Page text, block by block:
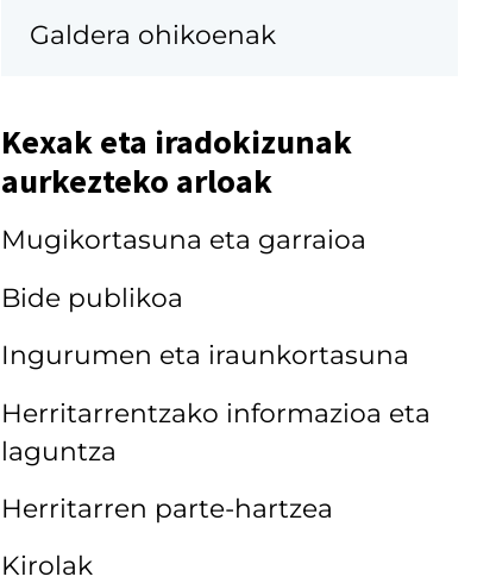
Galdera ohikoenak
Kexak eta iradokizunak
aurkezteko arloak
Mugikortasuna eta garraioa
Bide publikoa
Ingurumen eta iraunkortasuna
Herritarrentzako informazioa eta
laguntza
Herritarren parte-hartzea
Kirolak